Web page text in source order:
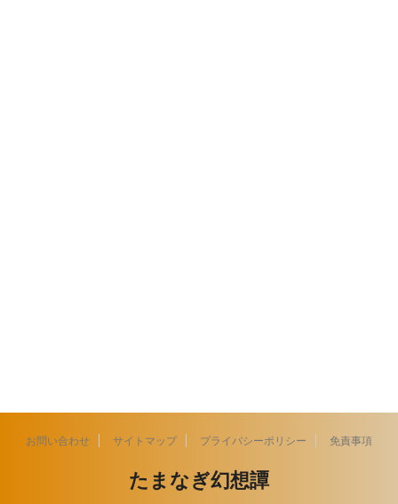
お問い合わせ サイトマップ プライバシーポリシー 免責事項
たまなぎ幻想譚